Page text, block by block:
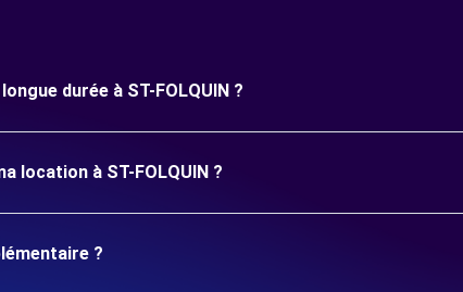
durée à ST-FOLQUIN ?
location à ST-FOLQUIN ?
?